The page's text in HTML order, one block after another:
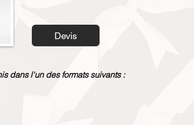
Devis
dans l'un des formats suivants :